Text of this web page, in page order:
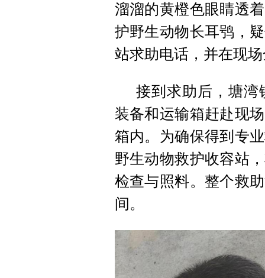
溜溜的黄橙色眼睛透
护野生动物长耳鸮，
站求助电话，并在现
接到求助后，塘湾
装备和运输箱赶赴现
箱内。为确保得到专
野生动物救护收容站
检查与照料。整个救
间。